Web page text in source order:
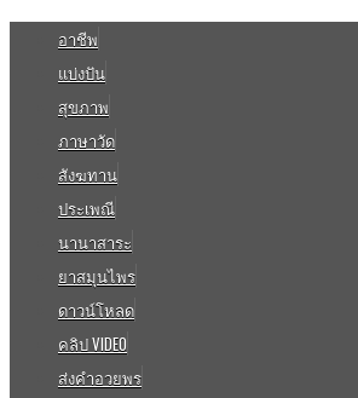
อาชีพ
แบ่งปัน
สุขภาพ
ภาษาวัด
สังฆทาน
ประเพณี
นานาสาระ
ยาสมุนไพร
ดาวน์โหลด
คลิป VIDEO
ส่งคำอวยพร